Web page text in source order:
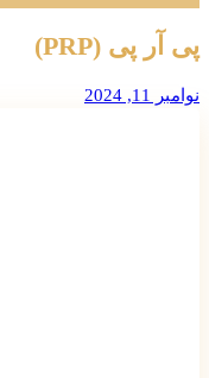
پی آر پی (PRP)
نوامبر 11, 2024